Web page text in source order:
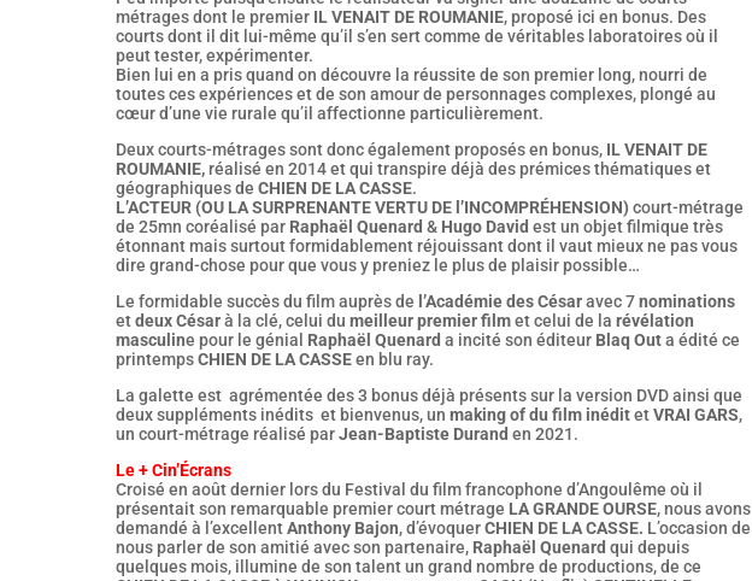
métrages dont le premier IL VENAIT DE ROUMANIE, proposé ici en bonus. Des
courts dont il dit lui-même qu’il s’en sert comme de véritables laboratoires où il
peut tester, expérimenter.
Bien lui en a pris quand on découvre la réussite de son premier long, nourri de
toutes ces expériences et de son amour de personnages complexes, plongé au
cœur d’une vie rurale qu’il affectionne particulièrement.
Deux courts-métrages sont donc également proposés en bonus, IL VENAIT DE
ROUMANIE,réalisé en 2014 et qui transpire déjà des prémices thématiques et
géographiques de CHIEN DE LA CASSE.
L’ACTEUR (OU LA SURPRENANTE VERTU DE l’INCOMPRÉHENSION) court-métrage
de 25mn coréalisé par Raphaël Quenard & Hugo David est un objet filmique très
étonnant mais surtout formidablement réjouissant dont il vaut mieux ne pas vous
dire grand-chose pour que vous y preniez le plus de plaisir possible…
Le formidable succès du film auprès de l’Académie des Césaravec 7nominations
etdeux Césarà la clé, celui du meilleur premier filmet celui de la révélation
masculine pour le génial Raphaël Quenard a incité son éditeur Blaq Outa édité ce
printempsCHIEN DE LA CASSEen blu ray.
La galette est agrémentée des 3 bonus déjà présents sur la version DVD ainsi que
deux suppléments inédits et bienvenus, un making of du film inéditetVRAI GARS,
un court-métrage réalisé parJean-Baptiste Durand en 2021.
Le + Cin’Écrans
Croisé en août dernier lors du Festival du film francophone d’Angoulême où il
présentait son remarquable premier court métrage LA GRANDE OURSE, nous avons
demandé à l’excellentAnthony Bajon, d’évoquerCHIEN DE LA CASSE. L’occasion de
nous parler de son amitié avec son partenaire, Raphaël Quenard qui depuis
quelques mois, illumine de son talent un grand nombre de productions, de ce